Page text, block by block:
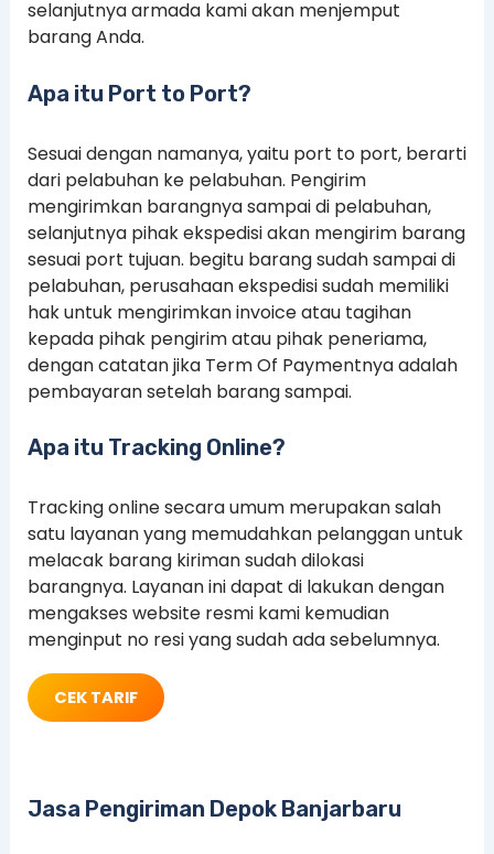
selanjutnya armada kami akan menjemput
barang Anda.
Apa itu Port to Port?
Sesuai dengan namanya, yaitu port to port, berarti
dari pelabuhan ke pelabuhan. Pengirim
mengirimkan barangnya sampai di pelabuhan,
selanjutnya pihak ekspedisi akan mengirim barang
sesuai port tujuan. begitu barang sudah sampai di
pelabuhan, perusahaan ekspedisi sudah memiliki
hak untuk mengirimkan invoice atau tagihan
kepada pihak pengirim atau pihak peneriama,
dengan catatan jika Term Of Paymentnya adalah
pembayaran setelah barang sampai.
Apa itu Tracking Online?
Tracking online secara umum merupakan salah
satu layanan yang memudahkan pelanggan untuk
melacak barang kiriman sudah dilokasi
barangnya. Layanan ini dapat di lakukan dengan
mengakses website resmi kami kemudian
menginput no resi yang sudah ada sebelumnya.
CEK TARIF
Jasa Pengiriman Depok Banjarbaru